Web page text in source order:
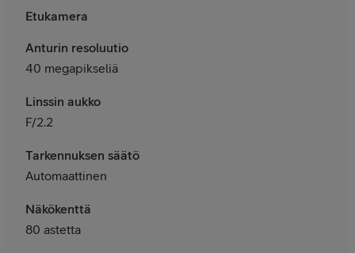
Etukamera
Anturin resoluutio
40 megapikseliä
Linssin aukko
F/2.2
Tarkennuksen säätö
Automaattinen
Näkökenttä
80 astetta